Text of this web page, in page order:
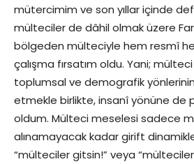
mütercimim ve son yıllar içinde
mülteciler de dâhil olmak üzere
bölgeden mülteciyle hem resmî
çalışma fırsatım oldu. Yani;
toplumsal ve demografik
etmekle birlikte, insanî yönüne de
oldum. Mülteci meselesi sadece
alınamayacak kadar girift
“mülteciler gitsin!” veya “mülteciler